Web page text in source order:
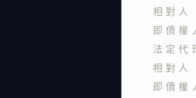
相對人
即債權
法定代
相對人
即債權